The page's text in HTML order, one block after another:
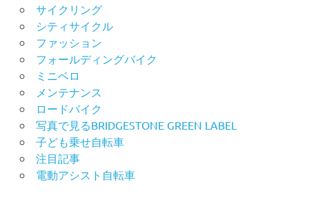
サイクリング
シティサイクル
ファッション
フォールディングバイク
ミニベロ
メンテナンス
ロードバイク
写真で見るBRIDGESTONE GREEN LABEL
子ども乗せ自転車
注目記事
電動アシスト自転車